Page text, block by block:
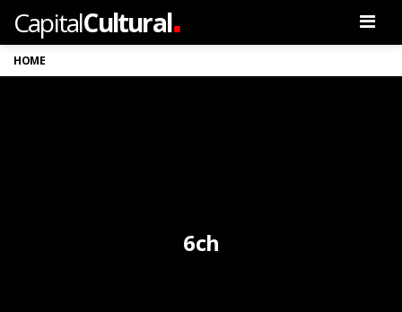
CapitalCultural
HOME
6ch